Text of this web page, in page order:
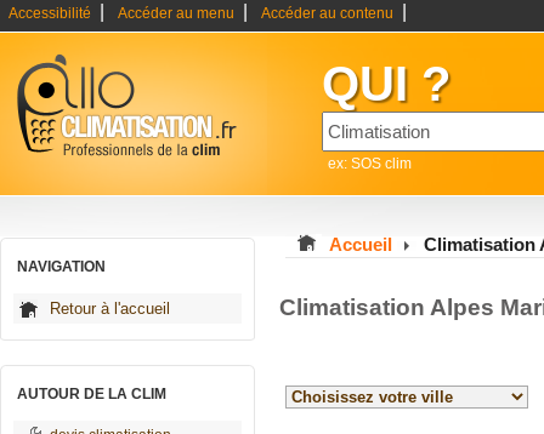
Accessibilité Accéder au menu Accéder au contenu
QUI ?
ex: SOS clim
NAVIGATION
Retour à l'accueil
AUTOUR DE LA CLIM
Accueil Climatisation
Climatisation Alpes